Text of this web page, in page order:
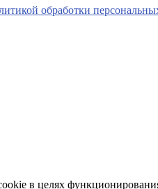
обработки
в целях